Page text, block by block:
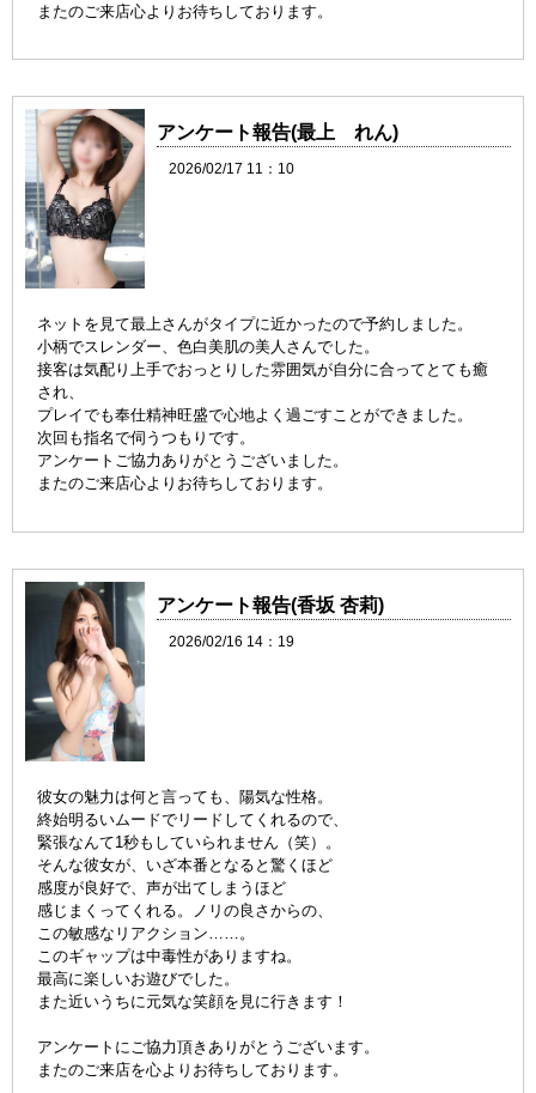
またのご来店心よりお待ちしております。
アンケート報告(最上 れん)
2026/02/17 11：10
ネットを見て最上さんがタイプに近かったので予約しました。
小柄でスレンダー、色白美肌の美人さんでした。
接客は気配り上手でおっとりした雰囲気が自分に合ってとても癒
され、
プレイでも奉仕精神旺盛で心地よく過ごすことができました。
次回も指名で伺うつもりです。
アンケートご協力ありがとうございました。
またのご来店心よりお待ちしております。
アンケート報告(香坂 杏莉)
2026/02/16 14：19
彼女の魅力は何と言っても、陽気な性格。
終始明るいムードでリードしてくれるので、
緊張なんて1秒もしていられません（笑）。
そんな彼女が、いざ本番となると驚くほど
感度が良好で、声が出てしまうほど
感じまくってくれる。ノリの良さからの、
この敏感なリアクション……。
このギャップは中毒性がありますね。
最高に楽しいお遊びでした。
また近いうちに元気な笑顔を見に行きます！
アンケートにご協力頂きありがとうございます 。
またのご来店を心よりお待ちしております。